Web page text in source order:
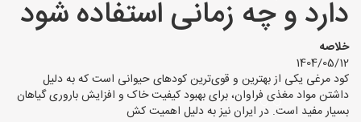
دارد و چه زمانی استفاده شود
خلاصه
1404/05/12
کود مرغی یکی از بهترین و قوی‌ترین کودهای حیوانی است که به دلیل
داشتن مواد مغذی فراوان، برای بهبود کیفیت خاک و افزایش باروری گیاهان
بسیار مفید است. در ایران نیز به دلیل اهمیت کش